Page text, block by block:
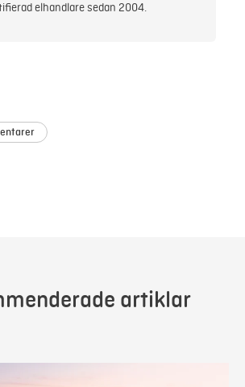
elhandlare sedan 2004.
artiklar